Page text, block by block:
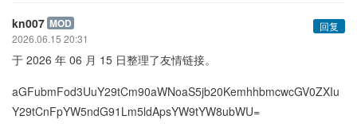
kn007 MOD
回复
2026.06.15 20:31
于 2026 年 06 月 15 日整理了友情链接。
aGFubmFod3UuY29tCm90aWNoaS5jb20KemhhbmcwcGV0ZXIu
Y29tCnFpYW5ndG91Lm5ldApsYW9tYW8ubWU=